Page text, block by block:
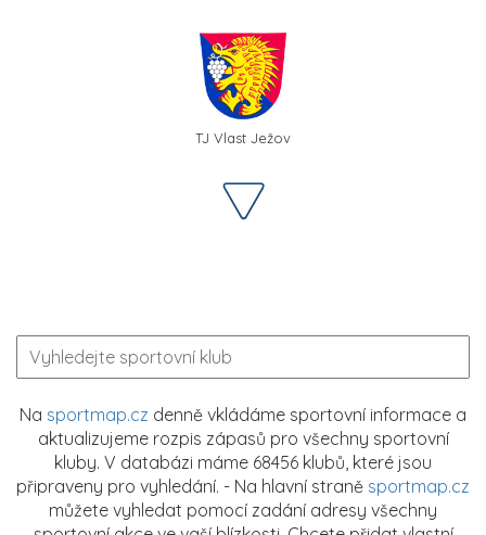
TJ Vlast Ježov
Na sportmap.cz denně vkládáme sportovní informace a
aktualizujeme rozpis zápasů pro všechny sportovní
kluby. V databázi máme 68456 klubů, které jsou
připraveny pro vyhledání. - Na hlavní straně sportmap.cz
můžete vyhledat pomocí zadání adresy všechny